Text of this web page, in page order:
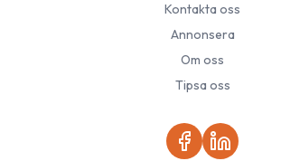
Kontakta oss
Annonsera
Om oss
Tipsa oss